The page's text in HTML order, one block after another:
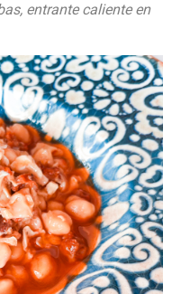
entrante caliente en